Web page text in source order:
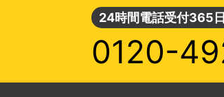
24時間電話受付365
0120-